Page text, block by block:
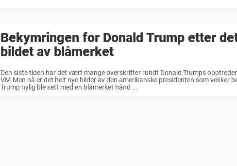
Bekymringen for Donald Trump etter
bildet av blåmerket
Den siste tiden har det vært mange overskrifter rundt Donald Trumps
VM.Men nå er det helt nye bilder av den amerikanske presidenten som vekker
Trump nylig ble sett med en blåmerket hånd ...